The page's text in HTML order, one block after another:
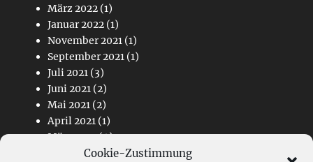
Cookie-Zustimmung
März 2022 (1)
Januar 2022 (1)
November 2021 (1)
September 2021 (1)
Juli 2021 (3)
Juni 2021 (2)
Mai 2021 (2)
April 2021 (1)
März 2021(4)
Februar 2021(2)